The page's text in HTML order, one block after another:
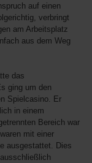
auf einen
verbringt
am Arbeitsplatz
aus dem Weg
das
ging um den
Spielcasino. Er
in einem
Bereich war
mit einer
ausgestattet. Dies